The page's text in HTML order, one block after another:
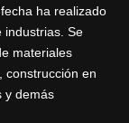
ha realizado
industrias. Se
materiales
construcción en
y demás